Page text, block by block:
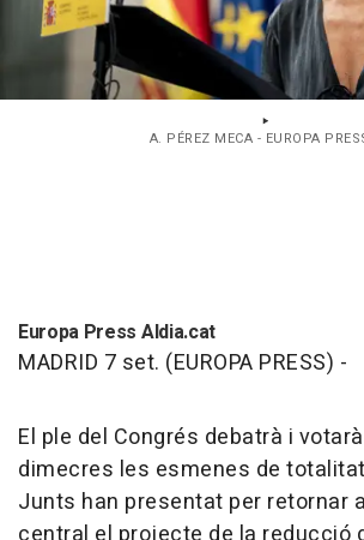
A. PÉREZ MECA - EUROPA
Europa Press Aldia.cat
MADRID 7 set. (EUROPA PRESS) -
El ple del Congrés debatrà i
dimecres les esmenes de totalitat
Junts han presentat per retornar